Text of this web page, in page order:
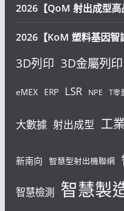
2026【QoM 射出成型
2026【KoM 塑料基因智
3D列印 3D金屬列印
eMEX ERP LSR NPE T零
大數據 射出成型 工
新南向 智慧型射出機聯網
智慧檢測 智慧製